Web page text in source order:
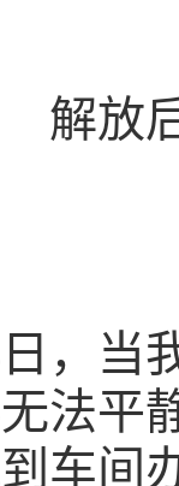
解放后
，当
法平
车间